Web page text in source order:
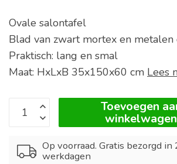
Ovale salontafel
Blad van zwart mortex en
Praktisch: lang en smal
Maat: HxLxB 35x150x60 cm Lees
Toevoegen
winkelwagen
Op voorraad. Gratis bezorgd in
werkdagen